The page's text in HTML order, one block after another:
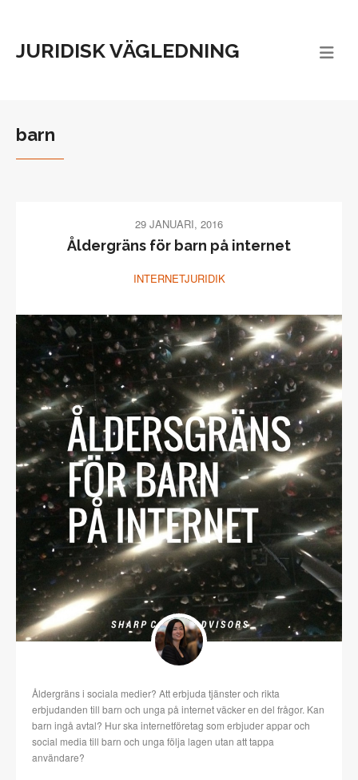
JURIDISK VÄGLEDNING
barn
29 JANUARI, 2016
Åldergräns för barn på internet
INTERNETJURIDIK
Åldergräns i sociala medier? Att erbjuda tjänster och rikta
erbjudanden till barn och unga på internet väcker en del frågor. Kan
barn ingå avtal? Hur ska internetföretag som erbjuder appar och
social media till barn och unga följa lagen utan att tappa
användare?